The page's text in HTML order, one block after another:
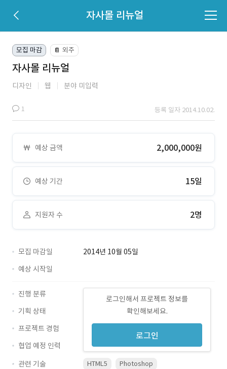
자사몰 리뉴얼
모집 마감 📔 외주
자사몰 리뉴얼
디자인 웹 분야 미입력
1 등록 일자 2014.10.02.
예상 금액 2,000,000원
예상 기간 15일
지원자 수 2명
모집 마감일
2014년 10월 05일
예상 시작일
로그인해서 프로젝트 정보를
확인해보세요.
로그인
진행 분류
기획 상태
프로젝트 경험
협업 예정 인력
관련 기술
HTML5 Photoshop